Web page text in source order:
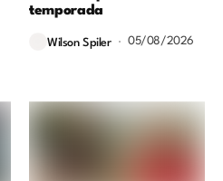
temporada
Wilson Spiler 05/08/2026